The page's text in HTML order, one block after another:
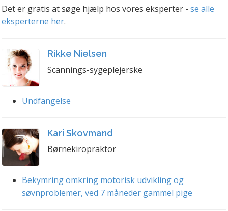
Det er gratis at søge hjælp hos vores eksperter - se alle
eksperterne her.
Rikke Nielsen
Scannings-sygeplejerske
Undfangelse
Kari Skovmand
Børnekiropraktor
Bekymring omkring motorisk udvikling og
søvnproblemer, ved 7 måneder gammel pige